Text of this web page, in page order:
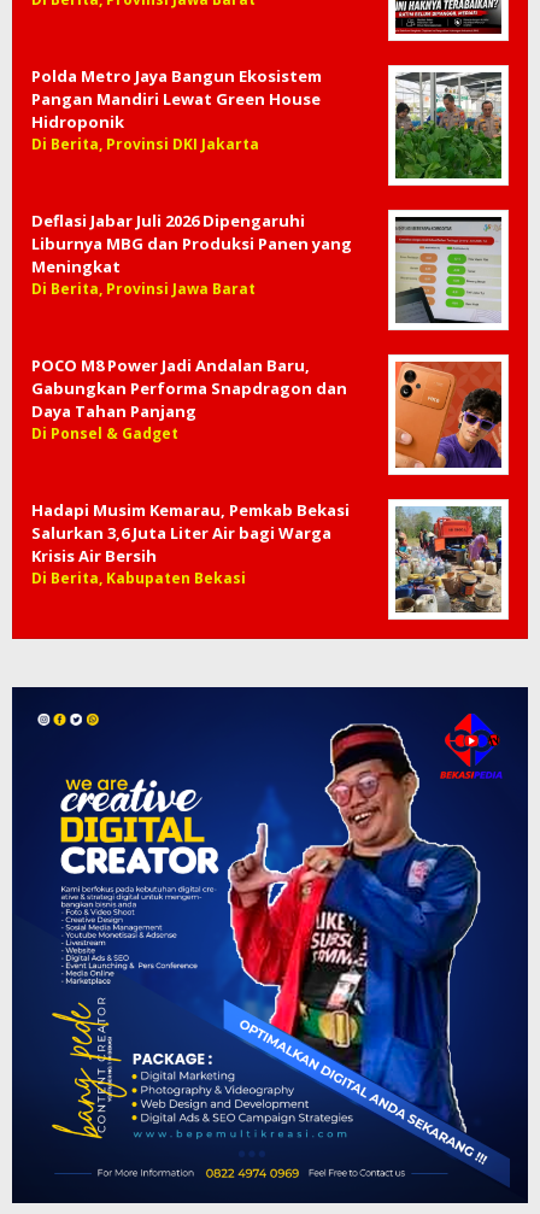
Polda Metro Jaya Bangun Ekosistem
Pangan Mandiri Lewat Green House
Hidroponik
Di Berita, Provinsi DKI Jakarta
Deflasi Jabar Juli 2026 Dipengaruhi
Liburnya MBG dan Produksi Panen yang
Meningkat
Di Berita, Provinsi Jawa Barat
POCO M8 Power Jadi Andalan Baru,
Gabungkan Performa Snapdragon dan
Daya Tahan Panjang
Di Ponsel & Gadget
Hadapi Musim Kemarau, Pemkab Bekasi
Salurkan 3,6 Juta Liter Air bagi Warga
Krisis Air Bersih
Di Berita, Kabupaten Bekasi